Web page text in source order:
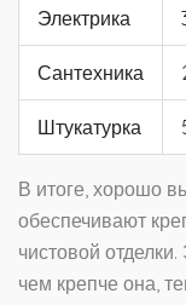
Электрика
Сантехника
Штукатурка
В итоге, хорошо
обеспечивают
чистовой
чем крепче она,